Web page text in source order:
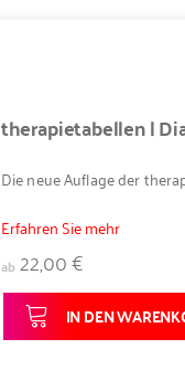
therapietabellen |
Die neue Auflage der
Erfahren Sie mehr
ab22,00 €
IN DEN